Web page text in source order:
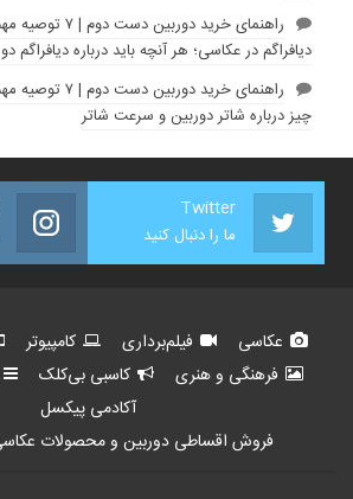
راهنمای خرید دوربین دست دوم | ۷ توصیه مهم - مجله پیکسل
دیافراگم در عکاسی؛ هر آنچه باید درباره دیافراگم
راهنمای خرید دوربین دست دوم | ۷ توصیه مهم - مجله پیکسل
چیز درباره شاتر دوربین و سرعت شاتر
Twitter
ما را دنبال کنید
عکاسی فیلم‌برداری کامپیوتر
فرهنگی و هنری
کاسبی بی‌کلک
آکادمی پیکسل
فروش اقساطی دوربین و محصولات